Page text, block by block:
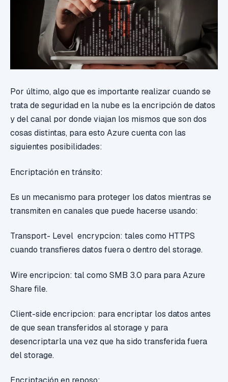
Por último, algo que es importante realizar cuando se
trata de seguridad en la nube es la encripción de datos
y del canal por donde viajan los mismos que son dos
cosas distintas, para esto Azure cuenta con las
siguientes posibilidades:
Encriptación en tránsito:
Es un mecanismo para proteger los datos mientras se
transmiten en canales que puede hacerse usando:
Transport- Level encrypcion: tales como HTTPS
cuando transfieres datos fuera o dentro del storage.
Wire encripcion: tal como SMB 3.0 para para Azure
Share file.
Client-side encripcion: para encriptar los datos antes
de que sean transferidos al storage y para
desencriptarla una vez que ha sido transferida fuera
del storage.